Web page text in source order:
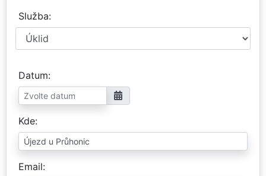
Služba
Datum
Kde
Email